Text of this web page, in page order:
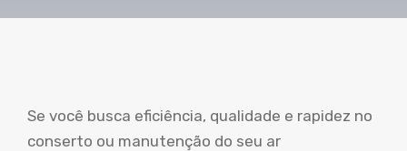
Se você busca eficiência, qualidade e rapidez no
conserto ou manutenção do seu ar